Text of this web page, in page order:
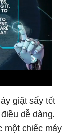
giặt sấy tốt
dễ dàng.
một chiếc máy